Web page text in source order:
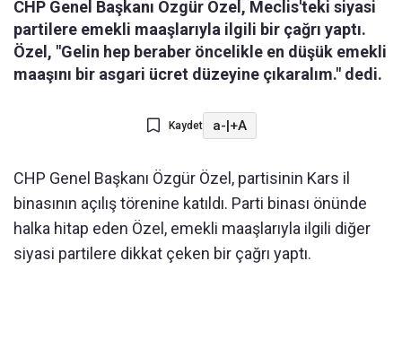
CHP Genel Başkanı Özgür Özel, Meclis'teki siyasi
partilere emekli maaşlarıyla ilgili bir çağrı yaptı.
Özel, "Gelin hep beraber öncelikle en düşük emekli
maaşını bir asgari ücret düzeyine çıkaralım." dedi.
Kaydet a-|+A
CHP Genel Başkanı Özgür Özel, partisinin Kars il
binasının açılış törenine katıldı. Parti binası önünde
halka hitap eden Özel, emekli maaşlarıyla ilgili diğer
siyasi partilere dikkat çeken bir çağrı yaptı.